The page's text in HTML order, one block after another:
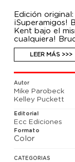
Edición
¡Superamigos!
Kent bajo el
cualquiera!
importante
empresa de
negociar,
en escena y
LEER MÁS >>>
Autor
Mike Parobeck
Kelley Puckett
Editorial
Ecc Ediciones
Formato
Color
CATEGORIAS